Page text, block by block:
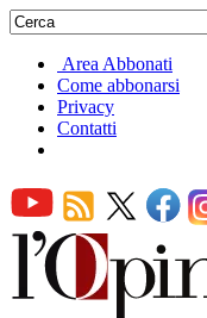
Area Abbonati
Come abbonarsi
Privacy
Contatti